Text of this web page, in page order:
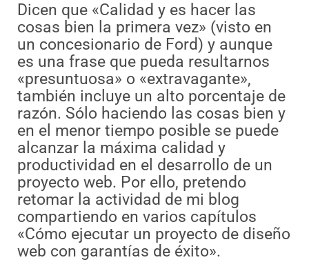
Dicen que «Calidad y es hacer las
cosas bien la primera vez» (visto en
un concesionario de Ford) y aunque
es una frase que pueda resultarnos
«presuntuosa» o «extravagante»,
también incluye un alto porcentaje de
razón. Sólo haciendo las cosas bien y
en el menor tiempo posible se puede
alcanzar la máxima calidad y
productividad en el desarrollo de un
proyecto web. Por ello, pretendo
retomar la actividad de mi blog
compartiendo en varios capítulos
«Cómo ejecutar un proyecto de diseño
web con garantías de éxito».